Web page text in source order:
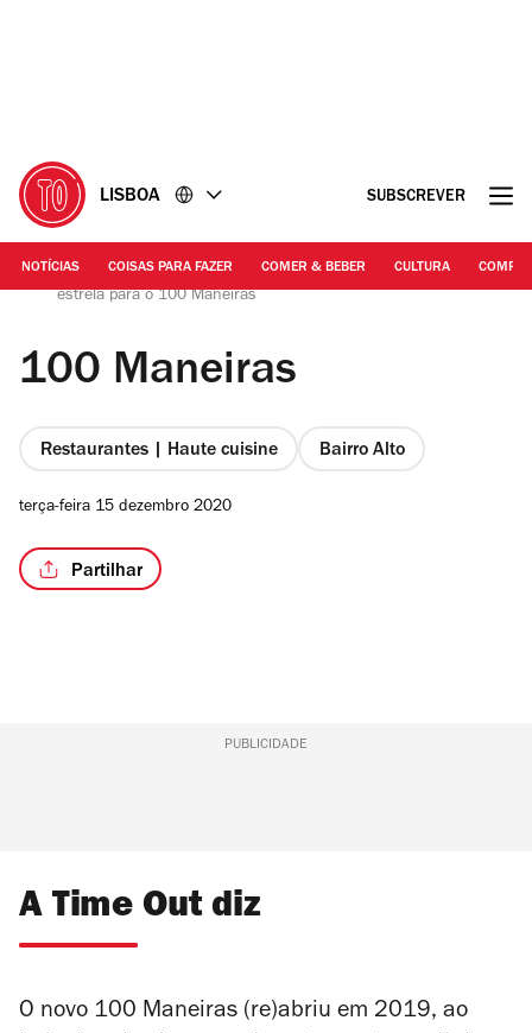
LISBOA SUBSCREVER
NOTÍCIAS COISAS PARA FAZER COMER & BEBER CULTURA
Fotografia: Arlindo Camacho | Ljubomir venceu a primeira
estrela para o 100 Maneiras
100 Maneiras
Restaurantes | Haute cuisine Bairro Alto
terça-feira 15 dezembro 2020
Partilhar
PUBLICIDADE
A Time Out diz
O novo 100 Maneiras (re)abriu em 2019, ao